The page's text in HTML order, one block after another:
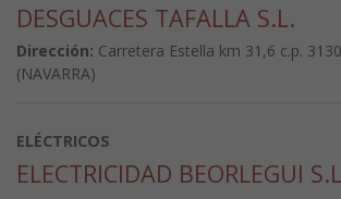
DESGUACES TAFALLA S.L.
Dirección: Carretera Estella km 31,6 c.p.
(NAVARRA)
ELÉCTRICOS
ELECTRICIDAD BEORLEGUI